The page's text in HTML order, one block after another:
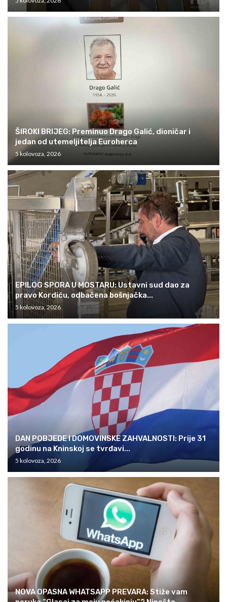
ŠIROKI BRIJEG: Preminuo Drago Galić, dioničar i
jedan od utemeljitelja Euroherca
5 kolovoza, 2026
EPILOG SPORA U MOSTARU: Ustavni sud dao za
pravo Kordiću, odbačena bošnjačka...
5 kolovoza, 2026
DAN POBJEDE I DOMOVINSKE ZAHVALNOSTI: Prije 31
godinu na Kninskoj se tvrđavi...
5 kolovoza, 2026
NOVA OPASNA WHATSAPP PREVARA: Stiže vam